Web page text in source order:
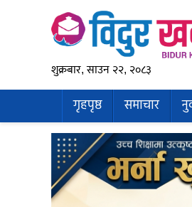
शुक्रबार, साउन २२, २०८३
गृहपृष्ठ समाचार